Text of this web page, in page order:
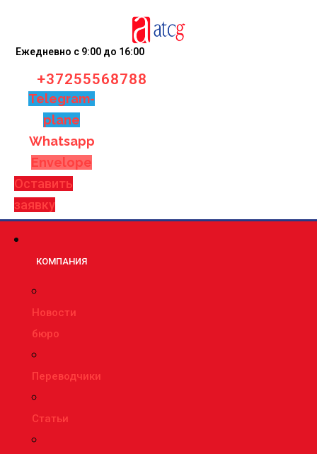
Ежедневно с 9:00 до 16:00
+37255568788
Telegram-
plane
Whatsapp
Envelope
Оставить
заявку
КОМПАНИЯ
Новости
бюро
Переводчики
Статьи